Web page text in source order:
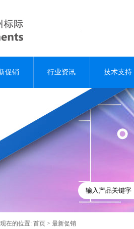
促销 行业资讯 技术支持
在的位置: 首页 > 最新促销